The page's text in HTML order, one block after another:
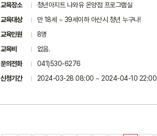
교육장소
청년아지트 나와유 온양점 프로그램실
교육대상
만 18세 ~ 39세이하 아산시 청년 누구나!
교육인원
8명
교육비
없음.
문의전화
041)530-6276
신청기간
2024-03-28 08:00 ~ 2024-04-10 22:00